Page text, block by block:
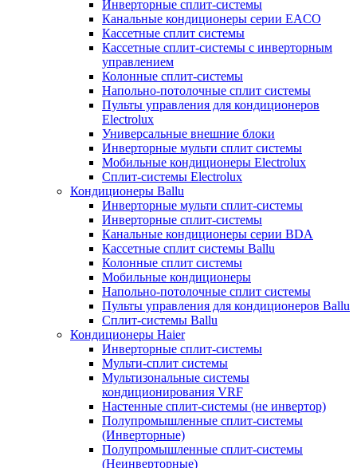
Инверторные сплит-системы
Канальные кондиционеры серии EACO
Кассетные сплит системы
Кассетные сплит-системы с инверторным
управлением
Колонные сплит-системы
Напольно-потолочные сплит системы
Пульты управления для кондиционеров
Electrolux
Универсальные внешние блоки
Инверторные мульти сплит системы
Мобильные кондиционеры Electrolux
Сплит-системы Electrolux
Кондиционеры Ballu
Инверторные мульти сплит-системы
Инверторные сплит-системы
Канальные кондиционеры серии BDA
Кассетные сплит системы Ballu
Колонные сплит системы
Мобильные кондиционеры
Напольно-потолочные сплит системы
Пульты управления для кондиционеров Ballu
Сплит-системы Ballu
Кондиционеры Haier
Инверторные сплит-системы
Мульти-сплит системы
Мультизональные системы
кондиционирования VRF
Настенные сплит-системы (не инвертор)
Полупромышленные сплит-системы
(Инверторные)
Полупромышленные сплит-системы
(Неинверторные)